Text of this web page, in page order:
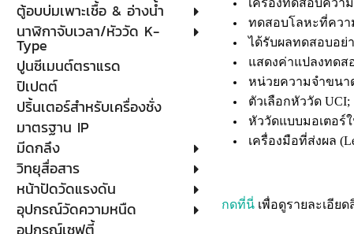
ตู้อบบ่มเพาะเชื้อ & อ่างน้ำ
นาฬิกาจับเวลา/หัววัด K-
Type
ปูนซีเมนต์ตราแรด
ปิเปตต์
ปริ้นเตอร์สำหรับเครื่องชั่ง
มาตรฐาน IP
มีดกลึง
วิทยุสื่อสาร
หน้าปัดวัดแรงดัน
อุปกรณ์วัดความหนืด
อุปกรณ์เซฟตี้
เครื่องทดสอบควา
ทดสอบโลหะที่ควา
ได้รับผลทดสอบอย่า
แสดงค่าแปลงทดส
หน่วยความจำขน
ตัวเลือกหัววัด UCI;
หัววัดแบบมอเตอร์ใ
เครื่องมือที่ส่งผล
กดที่นี่ เพื่อดูรายละเอีย